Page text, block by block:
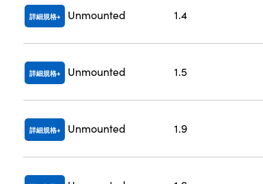
詳細規格 Unmounted 1.4
詳細規格 Unmounted 1.5
詳細規格 Unmounted 1.9